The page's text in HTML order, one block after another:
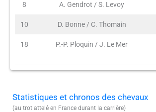
8 A. Gendrot / S. Levoy
10 D. Bonne / C. Thomain
18 P.-P. Ploquin / J. Le Mer
Statistiques et chronos des chevaux
(au trot attelé en France durant la carrière)